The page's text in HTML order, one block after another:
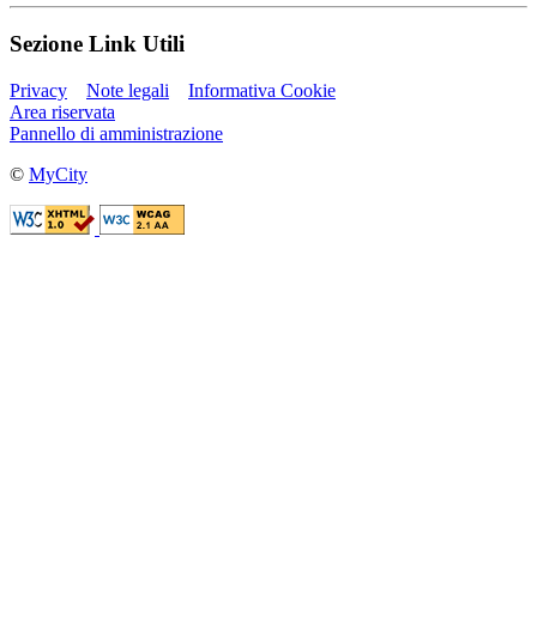
Sezione Link Utili
Privacy Note legali
Informativa Cookie
Area riservata
Pannello di amministrazione
© MyCity